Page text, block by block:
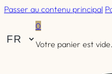
Passer au contenu principal
0
Votre panier est vide.